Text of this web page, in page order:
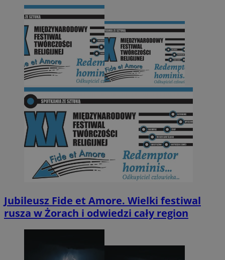
Jubileusz Fide et Amore. Wielki festiwal
rusza w Żorach i odwiedzi cały region